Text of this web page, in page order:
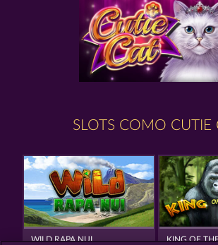
SLOTS COMO CUTIE
WILD RAPA NUI KING OF